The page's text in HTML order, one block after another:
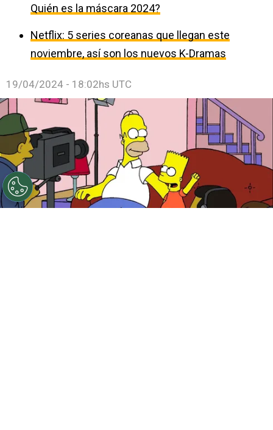
Quién es la máscara 2024?
Netflix: 5 series coreanas que llegan este
noviembre, así son los nuevos K-Dramas
19/04/2024 - 18:02hs UTC